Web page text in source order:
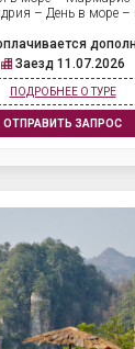
– День в море –
Заезд 11.07.2026
ПОДРОБНЕЕ О ТУРЕ
ОТПРАВИТЬ ЗАПРОС